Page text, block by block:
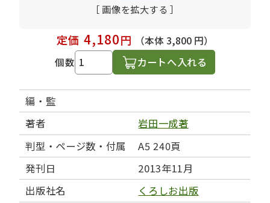
［ 画像を拡大する ］
定価 4,180円
（本体 3,800 円）
個数
カートへ入れる
編・監
著者
岩田一成著
判型・ページ数・付属
A5 240頁
発刊日
2013年11月
出版社名
くろしお出版